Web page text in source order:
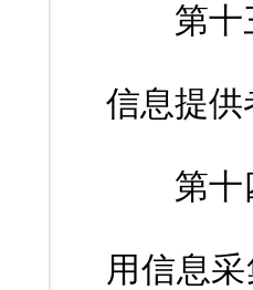
第十三
信息提
第十四
用信息